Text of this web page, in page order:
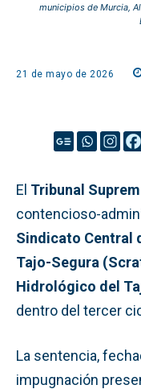
municipios de Murcia,
21 de mayo de 2026
El Tribunal
contencioso-
Sindicato Central
Tajo-Segura
Hidrológico del
dentro del tercer
La sentencia,
impugnación